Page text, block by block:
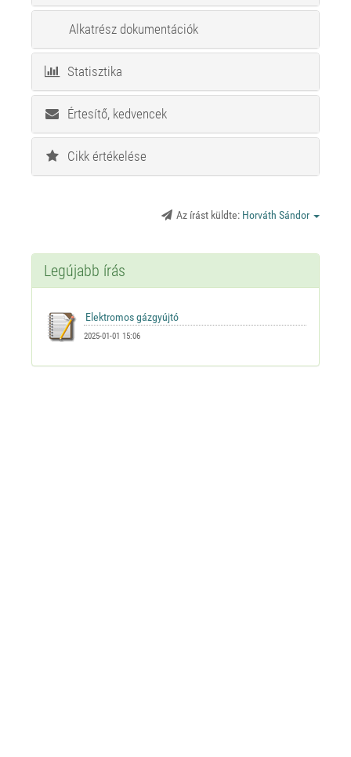
Alkatrész dokumentációk
Statisztika
Értesítő, kedvencek
Cikk értékelése
Az írást küldte: Horváth Sándor
Legújabb írás
2025-01-01 15:06